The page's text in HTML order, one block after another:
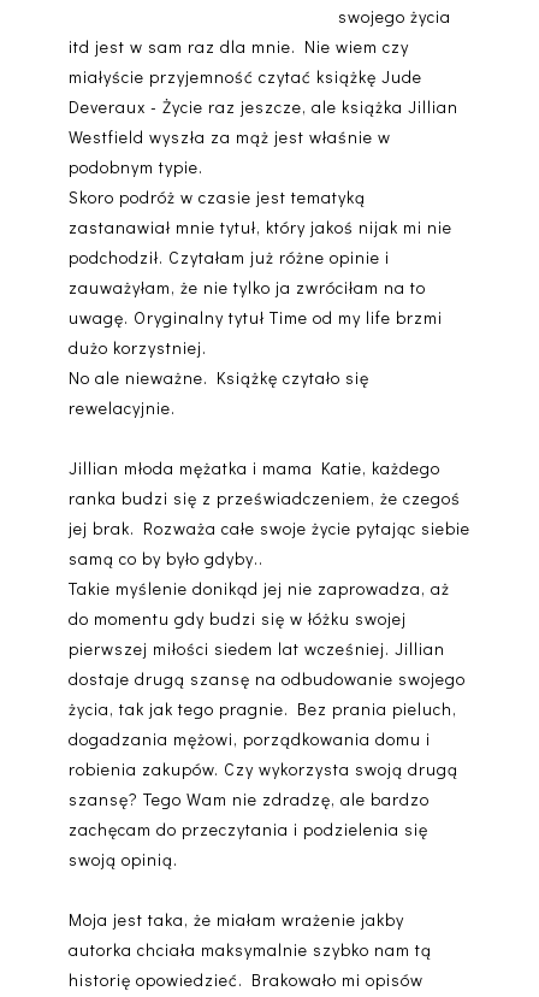
swojego życia
itd jest w sam raz dla mnie. Nie wiem czy
miałyście przyjemność czytać książkę Jude
Deveraux - Życie raz jeszcze, ale książka Jillian
Westfield wyszła za mąż jest właśnie w
podobnym typie.
Skoro podróż w czasie jest tematyką
zastanawiał mnie tytuł, który jakoś nijak mi nie
podchodził. Czytałam już różne opinie i
zauważyłam, że nie tylko ja zwróciłam na to
uwagę. Oryginalny tytuł Time od my life brzmi
dużo korzystniej.
No ale nieważne. Książkę czytało się
rewelacyjnie.
Jillian młoda mężatka i mama Katie, każdego
ranka budzi się z przeświadczeniem, że czegoś
jej brak. Rozważa całe swoje życie pytając siebie
samą co by było gdyby..
Takie myślenie donikąd jej nie zaprowadza, aż
do momentu gdy budzi się w łóżku swojej
pierwszej miłości siedem lat wcześniej. Jillian
dostaje drugą szansę na odbudowanie swojego
życia, tak jak tego pragnie. Bez prania pieluch,
dogadzania mężowi, porządkowania domu i
robienia zakupów. Czy wykorzysta swoją drugą
szansę? Tego Wam nie zdradzę, ale bardzo
zachęcam do przeczytania i podzielenia się
swoją opinią.
Moja jest taka, że miałam wrażenie jakby
autorka chciała maksymalnie szybko nam tą
historię opowiedzieć. Brakowało mi opisów